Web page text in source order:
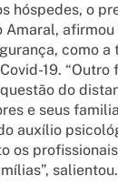
hóspedes, o
Amaral, afirmou
como a
19. “Outro
do
e seus
auxílio
os
salientou.